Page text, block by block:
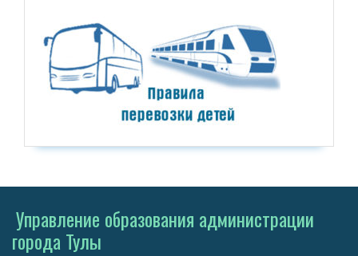
Управление образования администрации
города Тулы